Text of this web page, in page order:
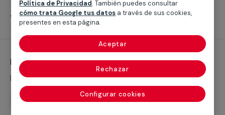
nueva instalación de un plato de ducha.
Ver servicios
Instalación de grifería
Desde 46,29 €
Instalación
Política de Privacidad. También puedes consultar
cómo trata Google tus datos a través de sus cookies,
presentes en esta página.
Configurar cookies
Rechazar
Aceptar